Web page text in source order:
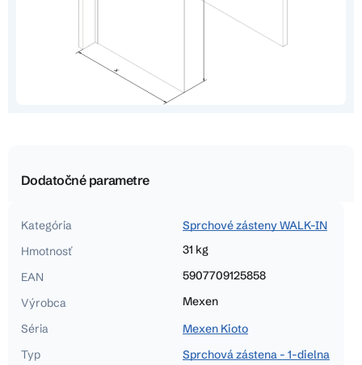
Dodatočné parametre
Kategória
Sprchové zásteny WALK-IN
Hmotnosť
31 kg
EAN
5907709125858
Výrobca
Mexen
Séria
Mexen Kioto
Typ
Sprchová zástena - 1-dielna